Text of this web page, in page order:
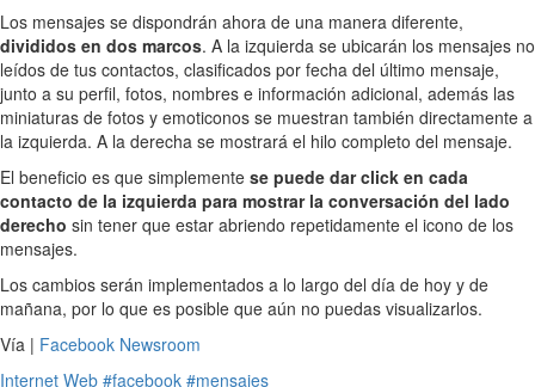
Los mensajes se dispondrán ahora de una manera diferente,
divididos en dos marcos. A la izquierda se ubicarán los mensajes no
leídos de tus contactos, clasificados por fecha del último mensaje,
junto a su perfil, fotos, nombres e información adicional, además las
miniaturas de fotos y emoticonos se muestran también directamente a
la izquierda. A la derecha se mostrará el hilo completo del mensaje.
El beneficio es que simplemente se puede dar click en cada
contacto de la izquierda para mostrar la conversación del lado
derecho sin tener que estar abriendo repetidamente el icono de los
mensajes.
Los cambios serán implementados a lo largo del día de hoy y de
mañana, por lo que es posible que aún no puedas visualizarlos.
Vía | Facebook Newsroom
Internet Web #facebook #mensajes